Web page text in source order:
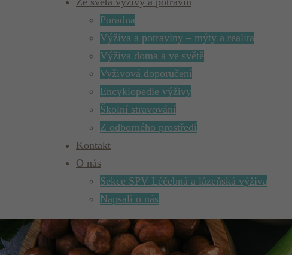
Poradna
Výživa a potraviny – mýty a realita
Výživa doma a ve světě
Vyživová doporučení
Encyklopedie výživy
Školní stravování
Z odborného prostředí
Kontakt
O nás
Sekce SPV Léčebná a lázeňská výživa
Napsali o nás